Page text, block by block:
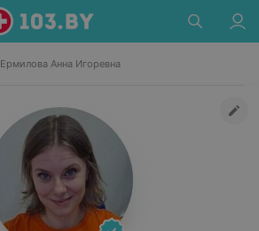
Ермилова Анна Игоревна